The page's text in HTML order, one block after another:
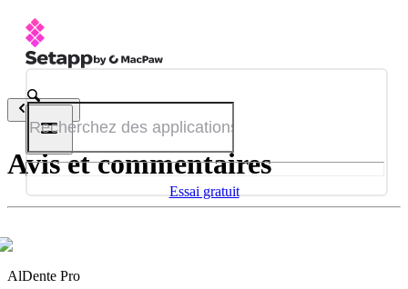
Essai gratuit
Retour
Avis et commentaires
AlDente Pro